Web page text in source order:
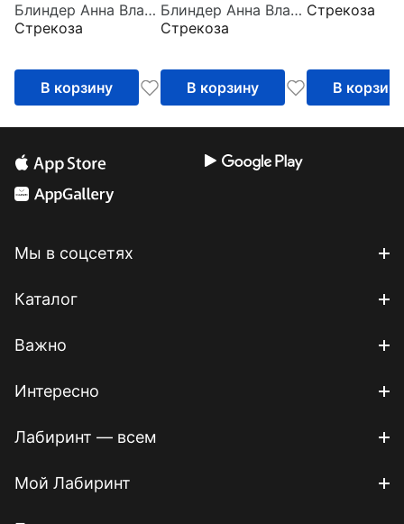
Блиндер Анна Владимировна
Стрекоза
В корзину
Блиндер Анна Владимировна
Стрекоза
В корзину
Стрекоза
В корзину
Мы в соцсетях
Каталог
Важно
Интересно
Лабиринт — всем
Мой Лабиринт